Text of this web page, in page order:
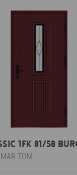
1FK 81/58
MAR-TOM